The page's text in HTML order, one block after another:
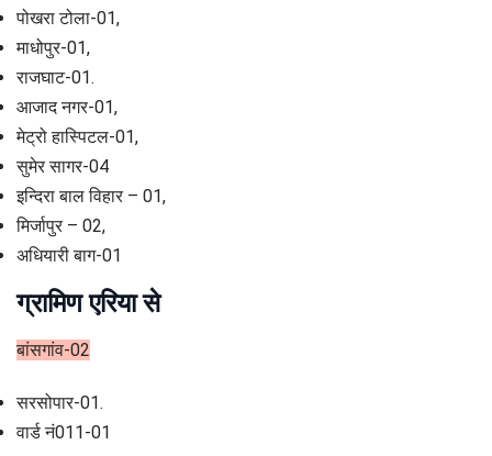
पोखरा टोला-01,
माधोपुर-01,
राजघाट-01.
आजाद नगर-01,
मेट्रो हास्पिटल-01,
सुमेर सागर-04
इन्दिरा बाल विहार – 01,
मिर्जापुर – 02,
अधियारी बाग-01
ग्रामिण एरिया से
बांसगांव-02
सरसोपार-01.
वार्ड नं011-01